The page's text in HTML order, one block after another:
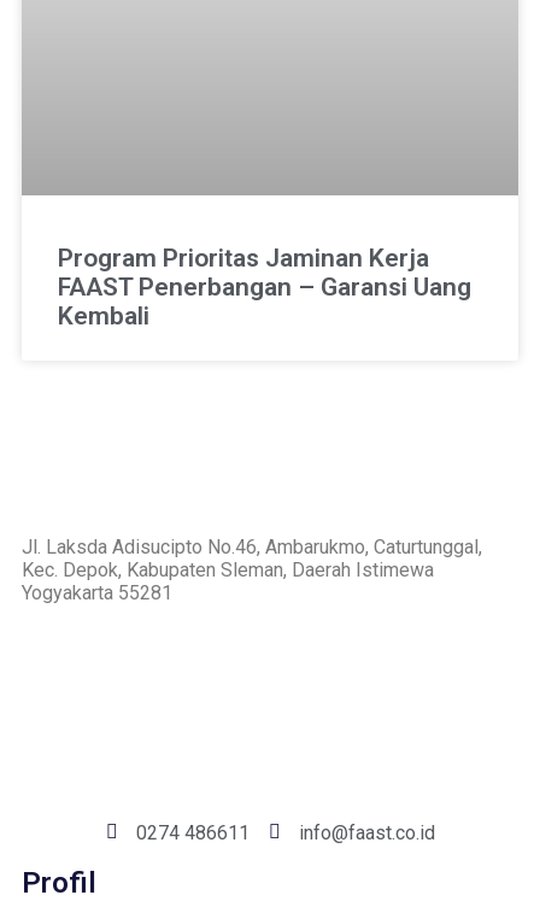
Program Prioritas Jaminan Kerja
FAAST Penerbangan – Garansi Uang
Kembali
Jl. Laksda Adisucipto No.46, Ambarukmo, Caturtunggal,
Kec. Depok, Kabupaten Sleman, Daerah Istimewa
Yogyakarta 55281
0274 486611 info@faast.co.id
Profil